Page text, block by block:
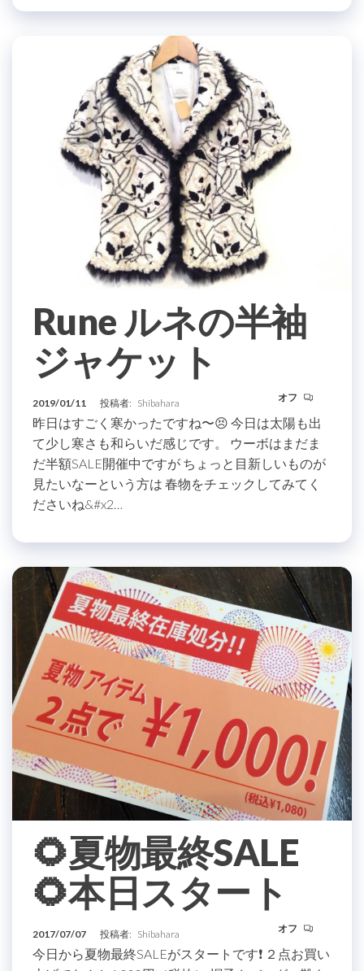
Rune ルネの半袖
ジャケット
2019/01/11 投稿者: Shibahara オフ
昨日はすごく寒かったですね〜😣 今日は太陽も出
て少し寒さも和らいだ感じです。 ウーボはまだま
だ半額SALE開催中ですが ちょっと目新しいものが
見たいなーという方は 春物をチェックしてみてく
ださいね&#x2…
🌻夏物最終SALE
🌻本日スタート
2017/07/07 投稿者: Shibahara オフ
今日から夏物最終SALEがスタートです❗️ ２点お買い